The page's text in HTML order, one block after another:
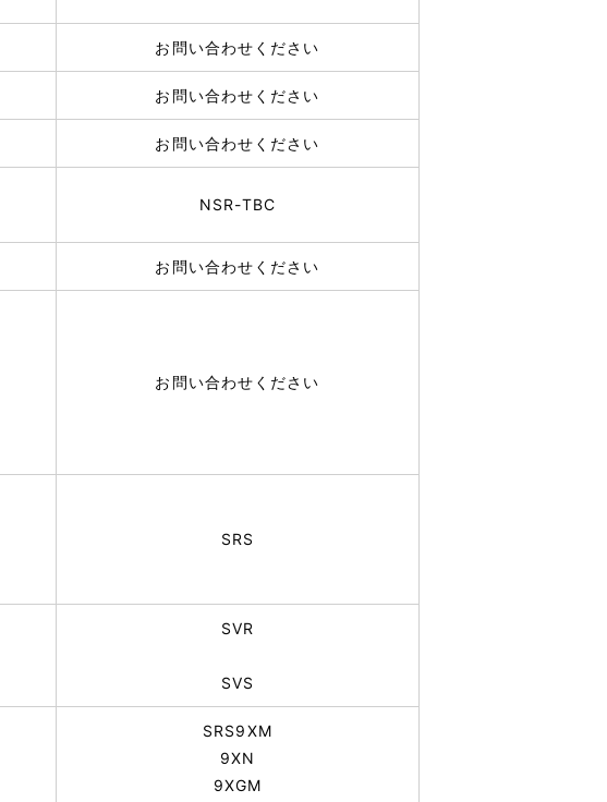
お問い合わせください
お問い合わせください
お問い合わせください
NSR-TBC
お問い合わせください
お問い合わせください
SRS
SVR
SVS
SRS9XM
9XN
9XGM